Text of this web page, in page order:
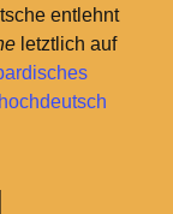
entlehnt
letztlich auf